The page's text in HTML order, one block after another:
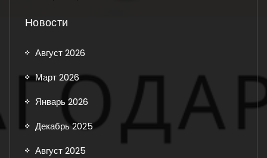
Новости
Август 2026
Март 2026
Январь 2026
Декабрь 2025
Август 2025